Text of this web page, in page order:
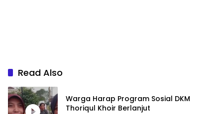
Read Also
Warga Harap Program Sosial DKM
Thoriqul Khoir Berlanjut